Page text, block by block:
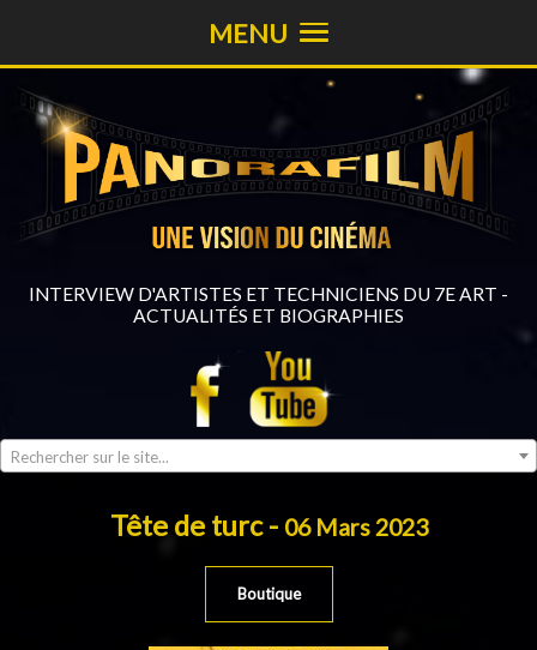
INTERVIEW D'ARTISTES ET TECHNICIENS DU 7E ART -
ACTUALITÉS ET BIOGRAPHIES
Rechercher sur le site...
MENU
Tête de turc - 06 Mars 2023
Boutique